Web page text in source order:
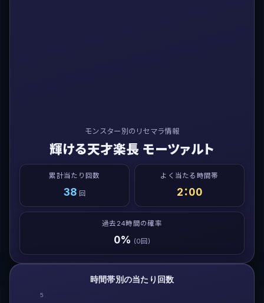
モンスター別のリセマラ情報
輝ける天才楽長 モーツァルト
累計当たり回数
38 回
よく当たる時間帯
2：00
過去24時間の確率
0% (0回)
時間帯別の当たり回数
5